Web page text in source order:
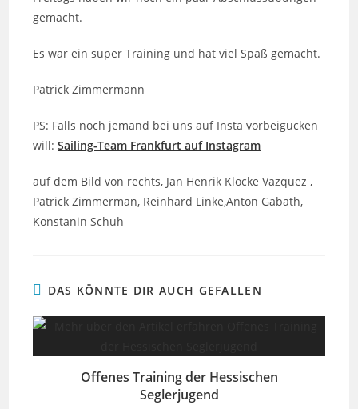
gemacht.
Es war ein super Training und hat viel Spaß gemacht.
Patrick Zimmermann
PS: Falls noch jemand bei uns auf Insta vorbeigucken
will: Sailing-Team Frankfurt auf Instagram
auf dem Bild von rechts, Jan Henrik Klocke Vazquez ,
Patrick Zimmerman, Reinhard Linke,Anton Gabath,
Konstanin Schuh
DAS KÖNNTE DIR AUCH GEFALLEN
Offenes Training der Hessischen
Seglerjugend